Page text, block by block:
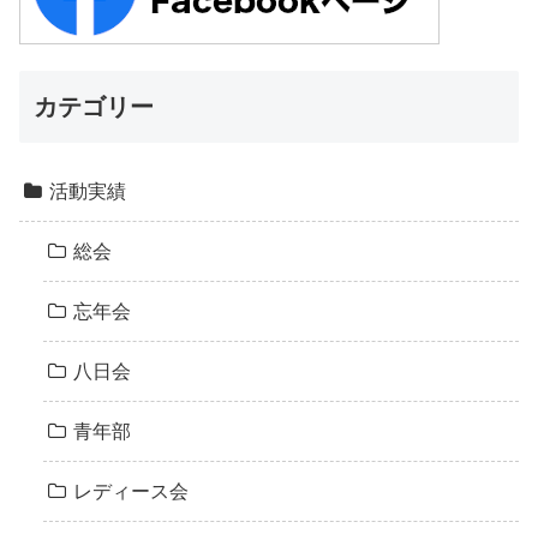
カテゴリー
活動実績
総会
忘年会
八日会
青年部
レディース会